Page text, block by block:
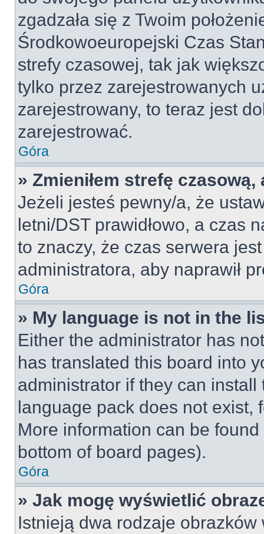
zgadzała się z Twoim
Środkowoeuropejski Czas
strefy czasowej, tak jak
tylko przez zarejestrowanych
zarejestrowany, to teraz jest
zarejestrować.
Góra
» Zmieniłem strefę
Jeżeli jesteś pewny/a, że
letni/DST prawidłowo, a czas
to znaczy, że czas serwera
administratora, aby naprawił
Góra
» My language is not in the
Either the administrator has
has translated this board into
administrator if they can
language pack does not exist,
More information can be
bottom of board pages).
Góra
» Jak mogę wyświetlić
Istnieją dwa rodzaje